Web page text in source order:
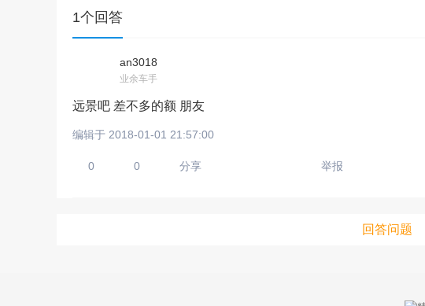
1个回答
an3018
业余车手
远景吧 差不多的额 朋友
编辑于 2018-01-01 21:57:00
0 0 分享 举报
回答问题
上传手机图片
请输入视频地址，目前暂时只支持优酷